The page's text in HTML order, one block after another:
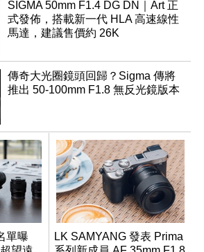
SIGMA 50mm F1.4 DG DN｜Art 正
式發佈，搭載新一代 HLA 高速線性
馬達，建議售價約 26K
傳奇大光圈鏡頭回歸？Sigma 傳將
推出 50-100mm F1.8 無反光鏡版本
單曝
LK SAMYANG 發表 Prima